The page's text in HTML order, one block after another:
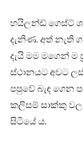
හයිලන්ඩ් ගෙස්ට්
දැනිණ. අත් නැති
දැයි මම මගෙන් ම
ස්ථානයට අවට
පපුවේ බැඳ ගෙන
කලිසම් සාක්කු
සිටියේ ය.